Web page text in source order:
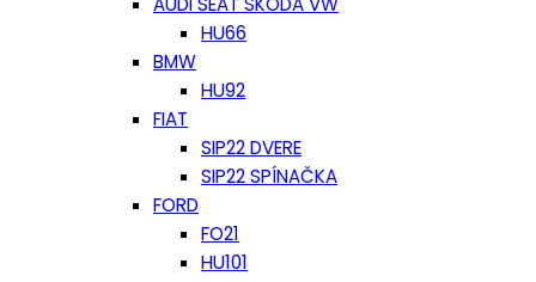
HU66
BMW
HU92
FIAT
SIP22 DVERE
SIP22 SPÍNAČKA
FORD
FO21
HU101